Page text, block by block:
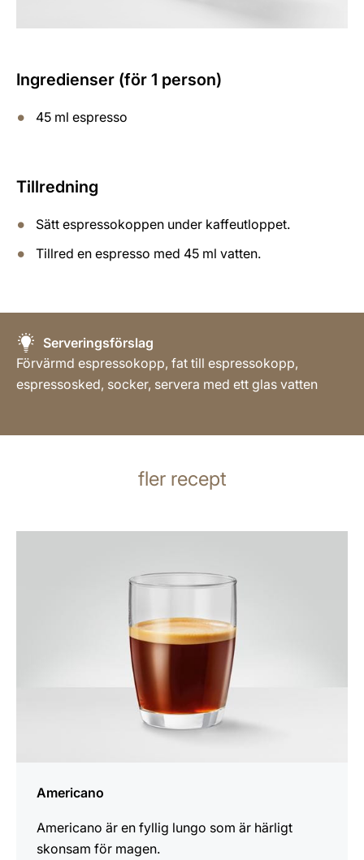
Ingredienser (för 1 person)
45 ml espresso
Tillredning
Sätt espressokoppen under kaffeutloppet.
Tillred en espresso med 45 ml vatten.
Serveringsförslag
Förvärmd espressokopp, fat till espressokopp,
espressosked, socker, servera med ett glas vatten
fler recept
Americano
Americano är en fyllig lungo som är härligt
skonsam för magen.